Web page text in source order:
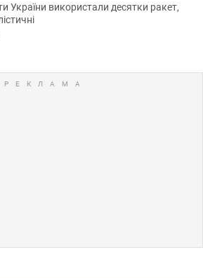
України використали десятки ракет,